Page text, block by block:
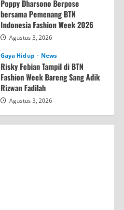
Poppy Dharsono Berpose
bersama Pemenang BTN
Indonesia Fashion Week 2026
Agustus 3, 2026
Gaya Hidup News
Risky Febian Tampil di BTN
Fashion Week Bareng Sang Adik
Rizwan Fadilah
Agustus 3, 2026